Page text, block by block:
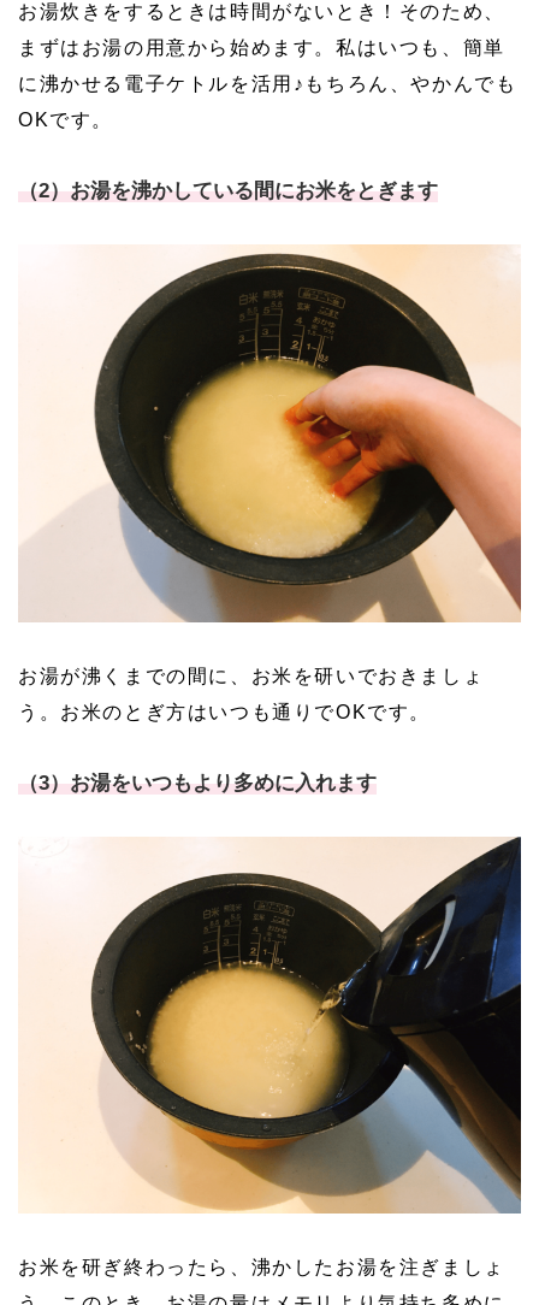
お湯炊きをするときは時間がないとき！そのため、
まずはお湯の用意から始めます。私はいつも、簡単
に沸かせる電子ケトルを活用♪もちろん、やかんでも
OKです。
（2）お湯を沸かしている間にお米をとぎます
お湯が沸くまでの間に、お米を研いでおきましょ
う。お米のとぎ方はいつも通りでOKです。
（3）お湯をいつもより多めに入れます
お米を研ぎ終わったら、沸かしたお湯を注ぎましょ